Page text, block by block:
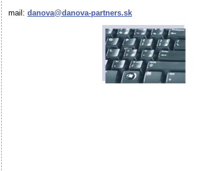
mail: danova@danova-partners.sk